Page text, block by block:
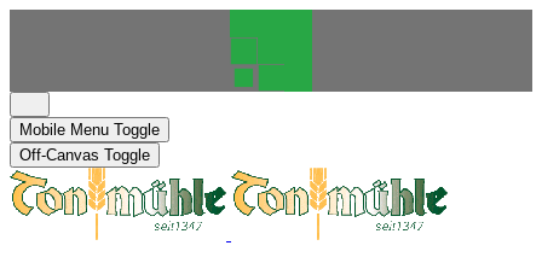
Mobile Menu Toggle
Off-Canvas Toggle